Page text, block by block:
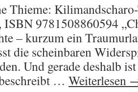
Thieme:
ISBN 9781508860594
– kurzum ein
die scheinbaren
Und gerade deshalb
… Weiterlesen